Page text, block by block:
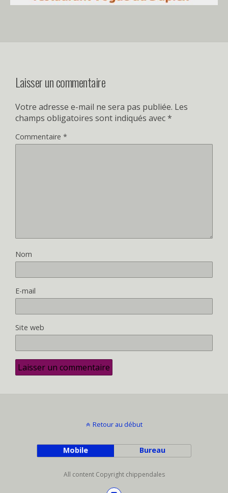
Laisser un commentaire
Votre adresse e-mail ne sera pas publiée. Les
champs obligatoires sont indiqués avec*
Commentaire *
Nom
E-mail
Site web
Retour au début
Mobile Bureau
All content Copyright chippendales